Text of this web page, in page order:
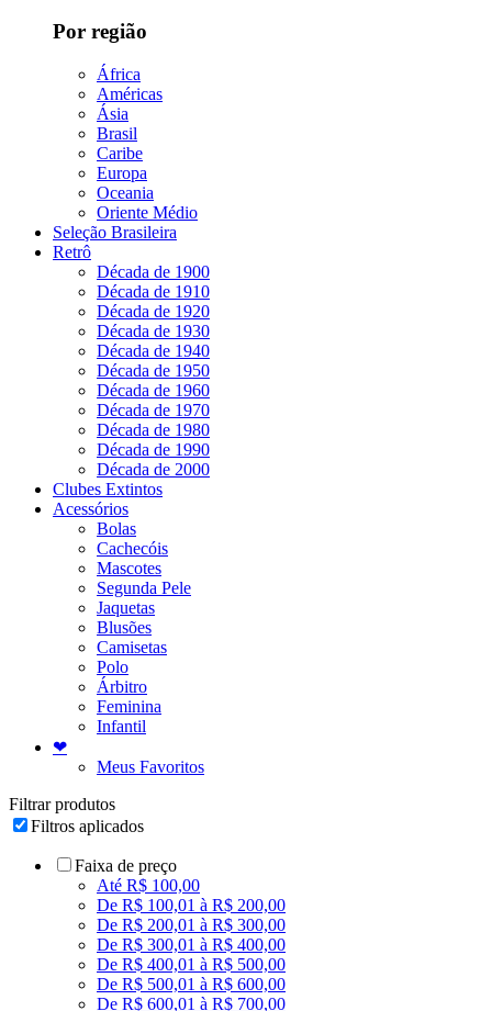
Por região
África
Américas
Ásia
Brasil
Caribe
Europa
Oceania
Oriente Médio
Seleção Brasileira
Retrô
Década de 1900
Década de 1910
Década de 1920
Década de 1930
Década de 1940
Década de 1950
Década de 1960
Década de 1970
Década de 1980
Década de 1990
Década de 2000
Clubes Extintos
Acessórios
Bolas
Cachecóis
Mascotes
Segunda Pele
Jaquetas
Blusões
Camisetas
Polo
Árbitro
Feminina
Infantil
❤
Meus Favoritos
Filtrar produtos
Filtros aplicados
Faixa de preço
Até R$ 100,00
De R$ 100,01 à R$ 200,00
De R$ 200,01 à R$ 300,00
De R$ 300,01 à R$ 400,00
De R$ 400,01 à R$ 500,00
De R$ 500,01 à R$ 600,00
De R$ 600,01 à R$ 700,00